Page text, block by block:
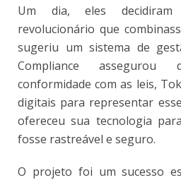
Um dia, eles
revolucionário que
sugeriu um sistema de
Compliance
conformidade com as leis,
digitais para representar
ofereceu sua tecnologia
fosse rastreável e seguro.
O projeto foi um sucesso